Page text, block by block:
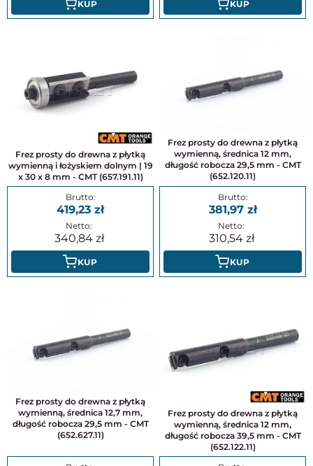
KUP KUP
Frez prosty do drewna z płytką
wymienną i łożyskiem dolnym | 19
x 30 x 8 mm - CMT (657.191.11)
419,23
340,84
KUP
Frez prosty do drewna z płytką
wymienną, średnica 12 mm,
długość robocza 29,5 mm - CMT
(652.120.11)
381,97
310,54
KUP
Frez prosty do drewna z płytką
wymienną, średnica 12,7 mm,
długość robocza 29,5 mm - CMT
(652.627.11)
Frez prosty do drewna z płytką
wymienną, średnica 12 mm,
długość robocza 39,5 mm - CMT
(652.122.11)